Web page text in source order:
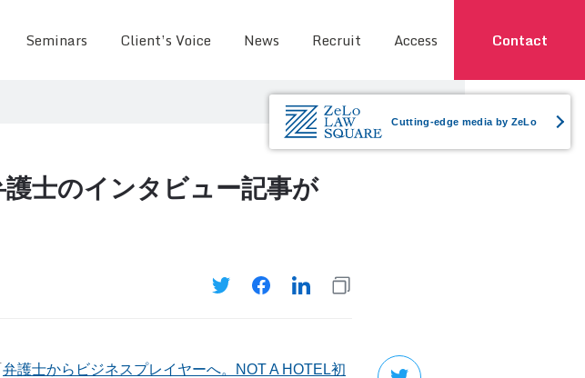
Seminars Client’s Voice News Recruit Access Contact
Cutting-edge media by ZeLo
士のインタビュー記事が
弁護士からビジネスプレイヤーへ。NOT A HOTEL初